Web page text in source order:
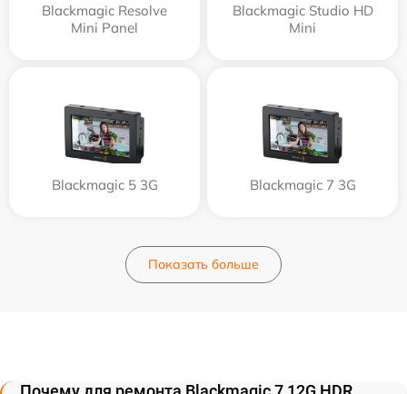
Blackmagic Resolve
Mini Panel
Blackmagic Studio HD
Mini
Blackmagic 5 3G Blackmagic 7 3G
Показать больше